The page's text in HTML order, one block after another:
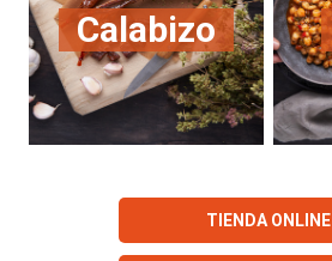
Calabizo
TIENDA ONLINE